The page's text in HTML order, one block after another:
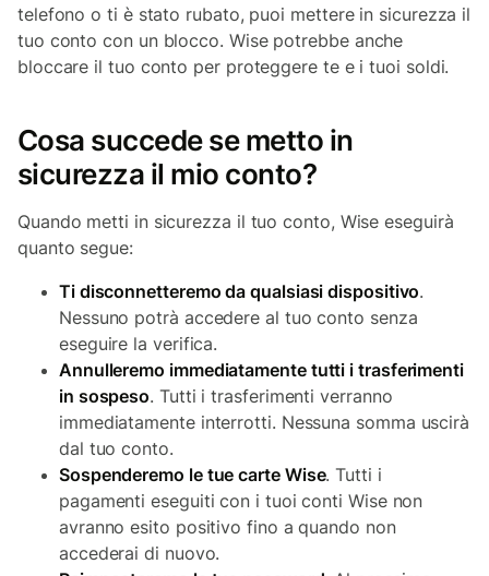
telefono o ti è stato rubato, puoi mettere in sicurezza il
tuo conto con un blocco. Wise potrebbe anche
bloccare il tuo conto per proteggere te e i tuoi soldi.
Cosa succede se metto in
sicurezza il mio conto?
Quando metti in sicurezza il tuo conto, Wise eseguirà
quanto segue:
Ti disconnetteremo da qualsiasi dispositivo.
Nessuno potrà accedere al tuo conto senza
eseguire la verifica.
Annulleremo immediatamente tutti i trasferimenti
in sospeso. Tutti i trasferimenti verranno
immediatamente interrotti. Nessuna somma uscirà
dal tuo conto.
Sospenderemo le tue carte Wise. Tutti i
pagamenti eseguiti con i tuoi conti Wise non
avranno esito positivo fino a quando non
accederai di nuovo.